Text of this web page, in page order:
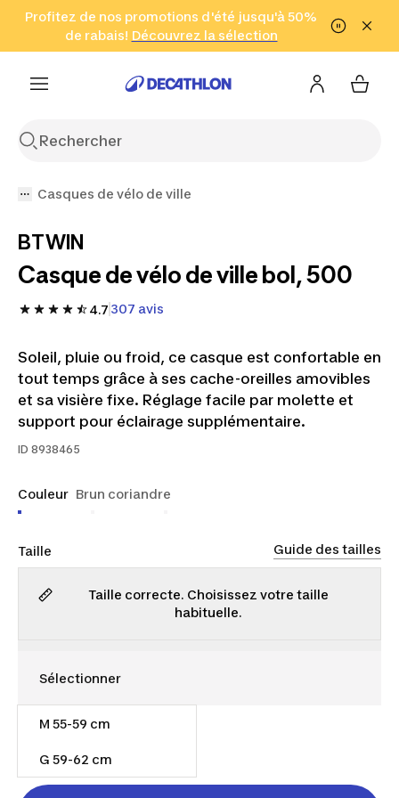
Aller à la recherche Aller au contenu Aller au pied de
Profitez de nos promotions d'été jusqu'à 50%
de rabais! Découvrez la sélection
Cliquez ici
en seulement 2 h!
(Zones sélectionnées)
Casques de vélo de ville
BTWIN
Casque de vélo de ville bol, 500
4.7 307 avis
Soleil, pluie ou froid, ce casque est confortable en
tout temps grâce à ses cache-oreilles amovibles
et sa visière fixe. Réglage facile par molette et
support pour éclairage supplémentaire.
ID 8938465
Couleur Brun coriandre
Taille Guide des tailles
Taille correcte. Choisissez votre taille
habituelle.
M 55-59 cm
G 59-62 cm